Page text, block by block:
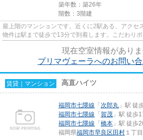
築年数：築26年
階数：3階建
最上階のマンションです。近くに2駅ある、アクセ
物件は駅まで徒歩で13分で到着します。こだわり
現在空室情報がありま
プリマヴェーラへのお問い
賃貸｜マンション 高直ハイツ
福岡市七隈線 「 次郎丸 」駅 徒
福岡市七隈線 「 賀茂 」駅 徒歩
福岡市七隈線 「 橋本 」駅 徒歩
福岡県福岡市早良区 田村 １丁